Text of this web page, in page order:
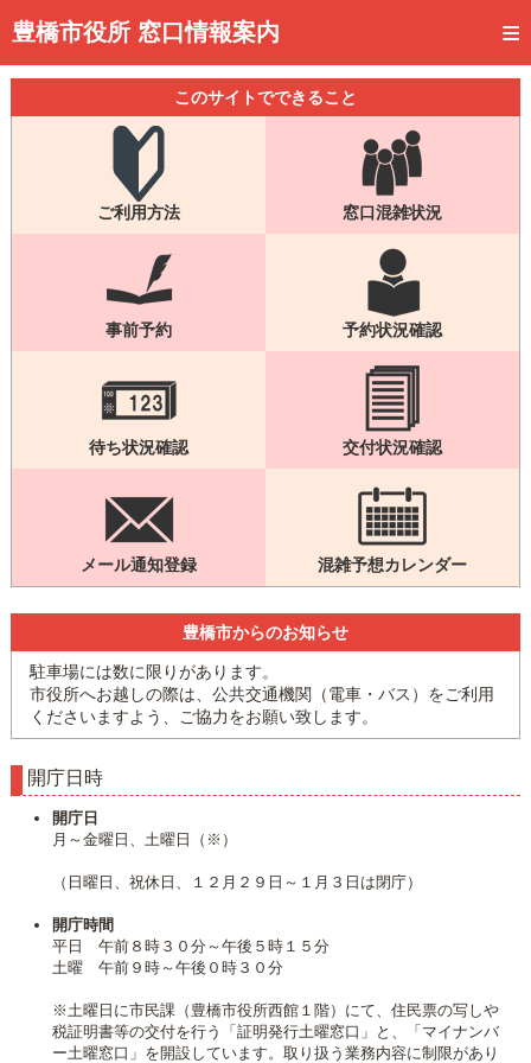
豊橋市役所 窓口情報案内
トップページ
ご利用方法
予約状況確認
窓口混雑状況
待ち状況確認
交付状況確認
混雑予想カレンダー
このサイトでできること
ご利用方法 窓口混雑状況
事前予約 予約状況確認
待ち状況確認 交付状況確認
メール通知登録 混雑予想カレンダー
豊橋市からのお知らせ
駐車場には数に限りがあります。
市役所へお越しの際は、公共交通機関（電車・バス）をご利用
くださいますよう、ご協力をお願い致します。
開庁日時
開庁日
月～金曜日、土曜日（※）
（日曜日、祝休日、１２月２９日～１月３日は閉庁）
開庁時間
平日 午前８時３０分～午後５時１５分
土曜 午前９時～午後０時３０分
※土曜日に市民課（豊橋市役所西館１階）にて、住民票の写しや
税証明書等の交付を行う「証明発行土曜窓口」と、「マイナンバ
ー土曜窓口」を開設しています。取り扱う業務内容に制限があり